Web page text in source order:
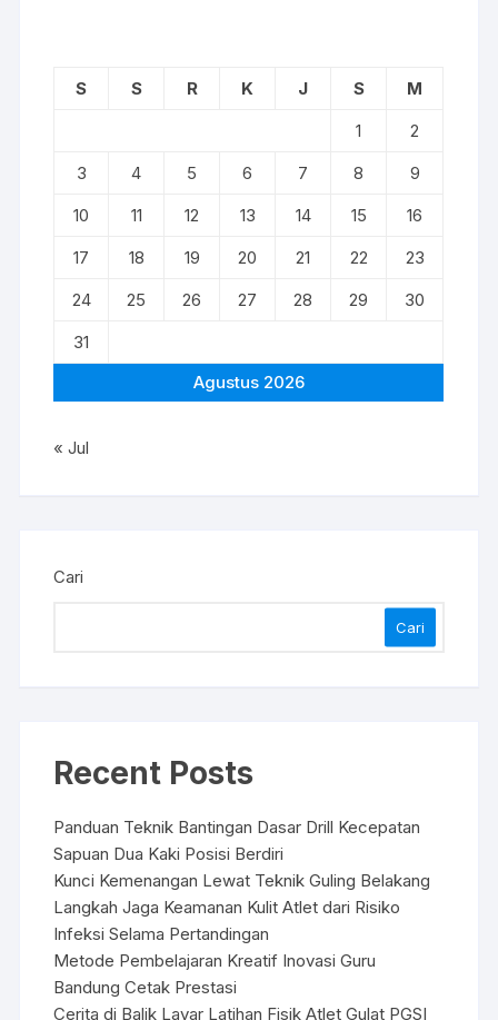
Agustus 2026
S S R K J S
M
1
2
3
4 5 6 7 8
9
10
11 12 13 14 15
16
17
18 19 20 21 22
23
24
25 26 27 28 29
30
31
« Jul
Cari
Cari
Recent Posts
Panduan Teknik Bantingan Dasar Drill Kecepatan
Sapuan Dua Kaki Posisi Berdiri
Kunci Kemenangan Lewat Teknik Guling Belakang
Langkah Jaga Keamanan Kulit Atlet dari Risiko
Infeksi Selama Pertandingan
Metode Pembelajaran Kreatif Inovasi Guru
Bandung Cetak Prestasi
Cerita di Balik Layar Latihan Fisik Atlet Gulat PGSI